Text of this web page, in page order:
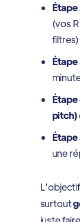
Étape
(vos
filtres)
Étape
pitch)
Étape
une
surtout